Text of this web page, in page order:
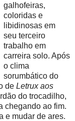
galhofeiras,
coloridas e
libidinosas em
seu terceiro
trabalho em
carreira solo. Após
o clima
sorumbático do
de Letrux aos
do trocadilho,
chegando ao fim.
e mudar de ares.